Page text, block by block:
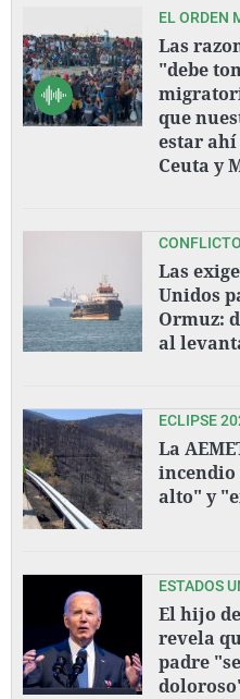
EL ORDEN
Las
"debe
que
estar
Ceuta y
Las
Unidos
Ormuz:
al
ECLIPSE
La
incendio
alto" y
ESTADOS
El hijo
revela
padre